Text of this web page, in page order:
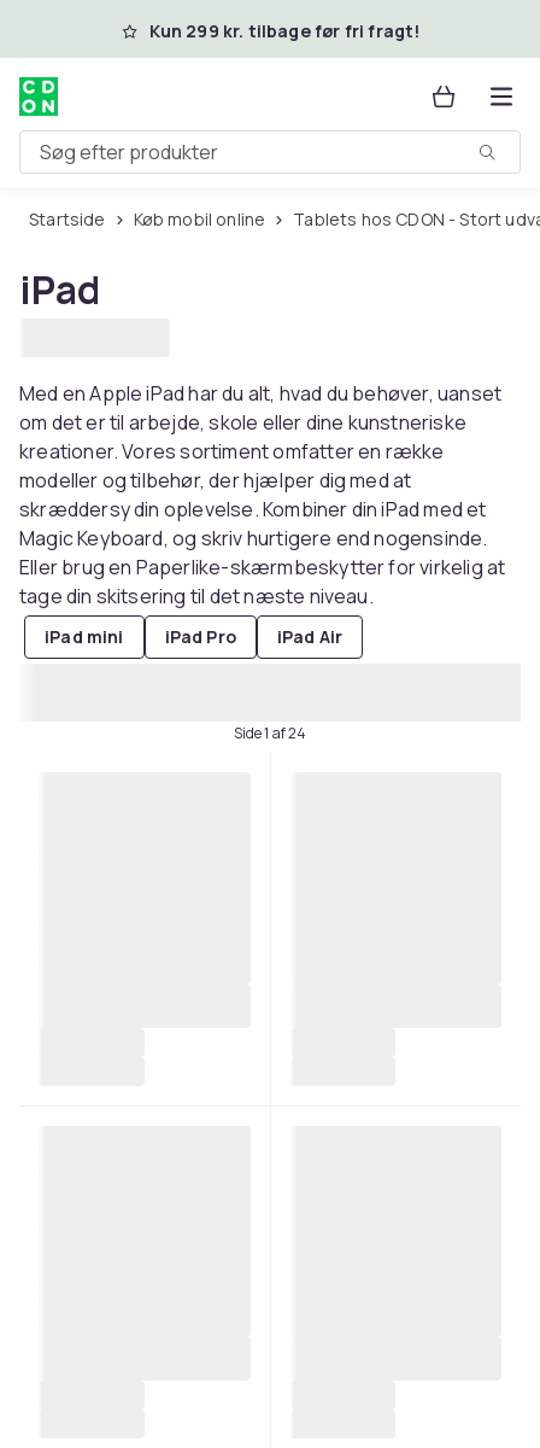
Spring til hovedindhold
Kun 299 kr. tilbage før fri fragt!
Søg efter produkter
Startside Køb mobil online Tablets hos CDON - Stort
iPad
Med en Apple iPad har du alt, hvad du behøver, uanset
om det er til arbejde, skole eller dine kunstneriske
kreationer. Vores sortiment omfatter en række
modeller og tilbehør, der hjælper dig med at
skræddersy din oplevelse. Kombiner din iPad med et
Magic Keyboard, og skriv hurtigere end nogensinde.
Eller brug en Paperlike-skærmbeskytter for virkelig at
tage din skitsering til det næste niveau.
iPad mini iPad Pro iPad Air
Side 1 af 24